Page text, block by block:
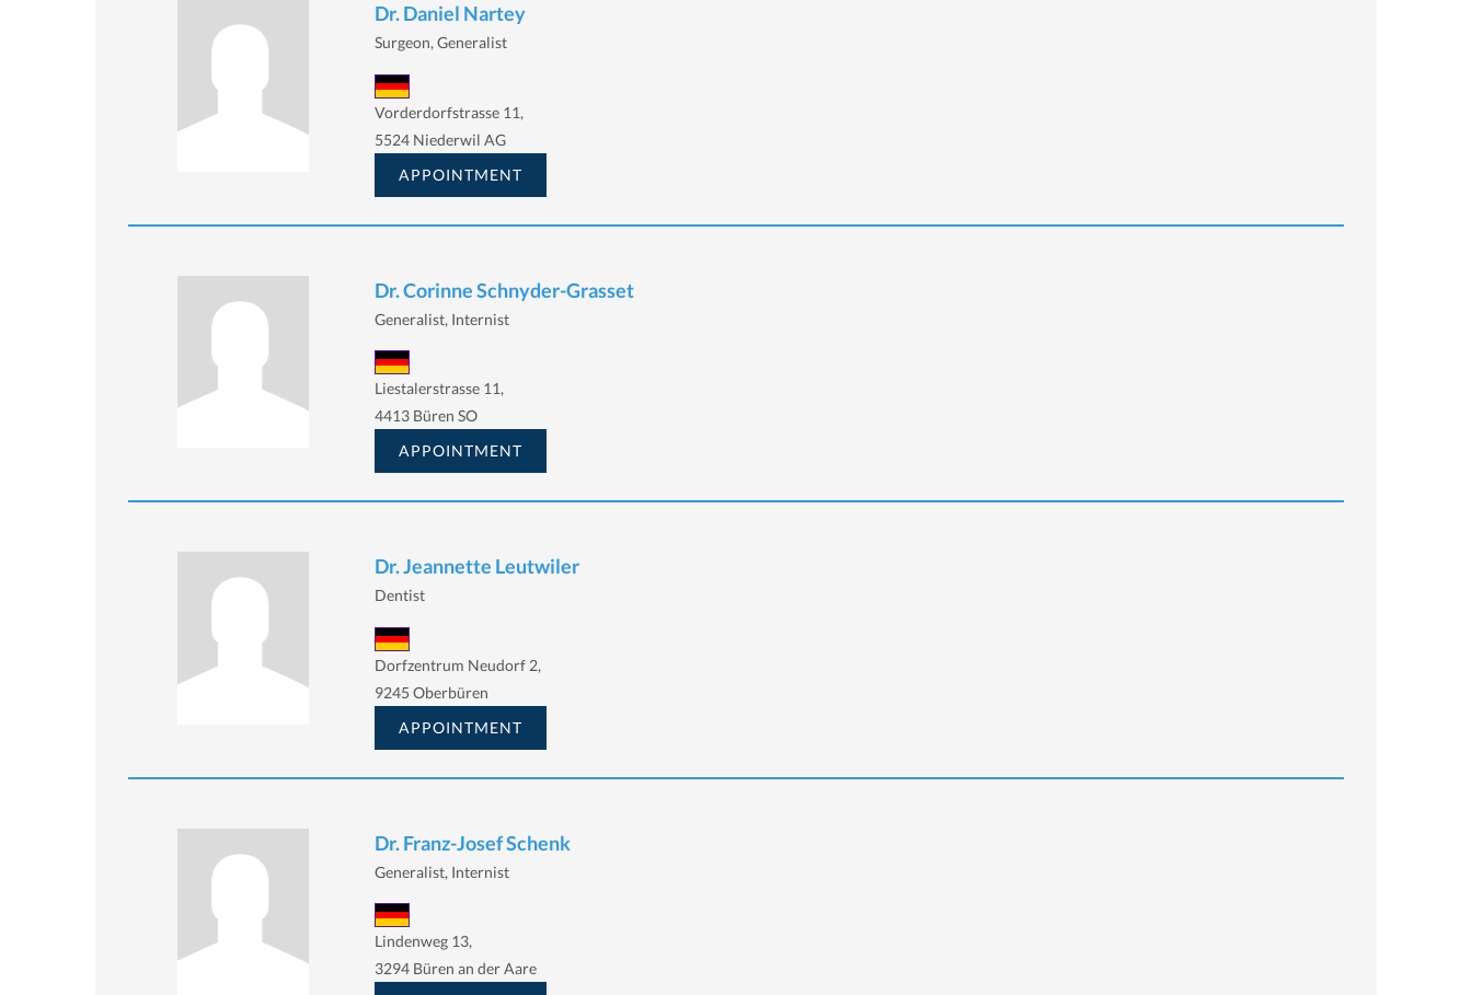
Dr. Daniel Nartey
Surgeon, Generalist
Vorderdorfstrasse 11,
5524 Niederwil AG
APPOINTMENT
Dr. Corinne Schnyder-Grasset
Generalist, Internist
Liestalerstrasse 11,
4413 Büren SO
APPOINTMENT
Dr. Jeannette Leutwiler
Dentist
Dorfzentrum Neudorf 2,
9245 Oberbüren
APPOINTMENT
Dr. Franz-Josef Schenk
Generalist, Internist
Lindenweg 13,
3294 Büren an der Aare